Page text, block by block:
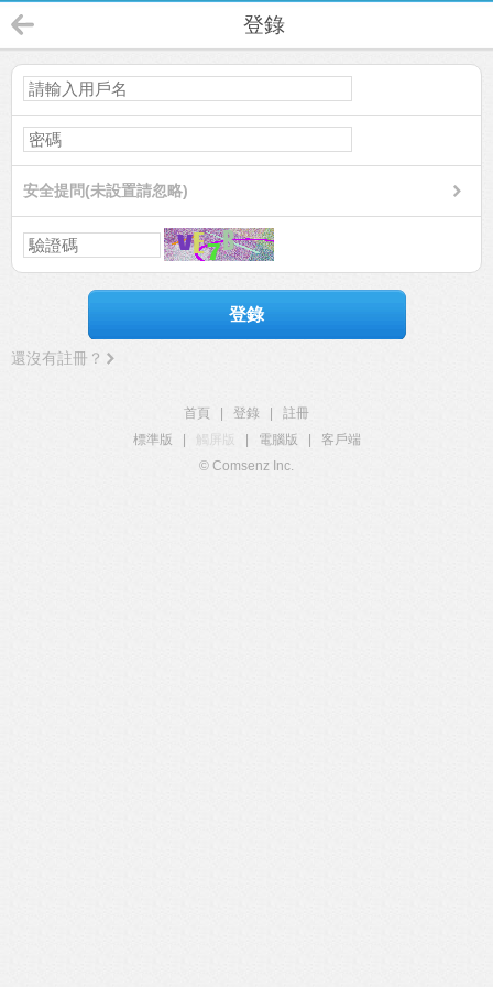
登錄
安全提問(未設置請忽略)
登錄
還沒有註冊？
首頁 登錄
註冊
標準版
觸屏版 電腦版
客戶端
© Comsenz Inc.